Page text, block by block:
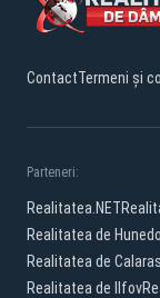
ContactTermeni și
Parteneri:
Realitatea.NET
Realitatea de
Realitatea de
Realitatea de Ilfov